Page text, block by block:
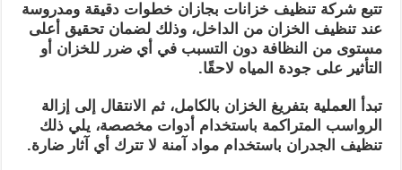
تتبع شركة تنظيف خزانات بجازان خطوات دقيقة ومدروسة
عند تنظيف الخزان من الداخل، وذلك لضمان تحقيق أعلى
مستوى من النظافة دون التسبب في أي ضرر للخزان أو
التأثير على جودة المياه لاحقًا.
تبدأ العملية بتفريغ الخزان بالكامل، ثم الانتقال إلى إزالة
الرواسب المتراكمة باستخدام أدوات مخصصة، يلي ذلك
تنظيف الجدران باستخدام مواد آمنة لا تترك أي آثار ضارة.